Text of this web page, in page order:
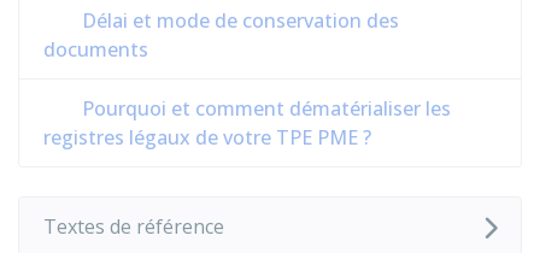
Délai et mode de conservation des
documents
Pourquoi et comment dématérialiser les
registres légaux de votre TPE PME ?
Textes de référence